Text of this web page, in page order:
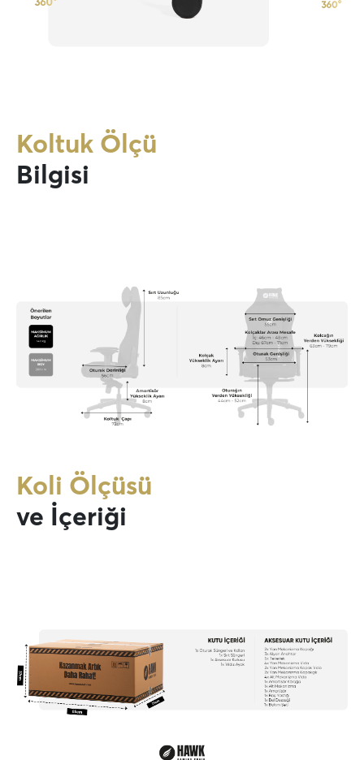
Koltuk Ölçü
Bilgisi
Koli Ölçüsü
ve İçeriği